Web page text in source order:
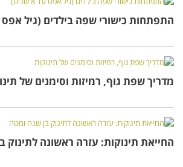
התפתחות כישורי שפה בילדים (גיל אפס עד 8
מדריך שפת גוף, רמיזות וסימנים של
החייאת תינוקות: עזרה ראשונה לתינוק